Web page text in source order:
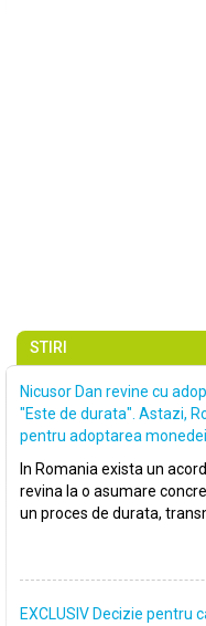
STIRI
Nicusor Dan revine cu
"Este de durata". Astazi,
pentru adoptarea monedei
In Romania exista un
revina la o asumare
un proces de durata,
EXCLUSIV Decizie pentru